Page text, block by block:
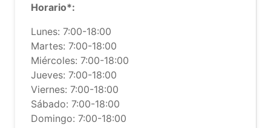
Horario*:
Lunes: 7:00-18:00
Martes: 7:00-18:00
Miércoles: 7:00-18:00
Jueves: 7:00-18:00
Viernes: 7:00-18:00
Sábado: 7:00-18:00
Domingo: 7:00-18:00